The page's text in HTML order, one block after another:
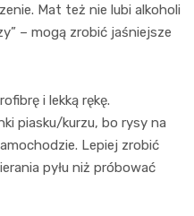
Mat też nie lubi alkoholi
– mogą zrobić jaśniejsze
i lekką rękę.
piasku/kurzu, bo rysy na
Lepiej zrobić
pyłu niż próbować